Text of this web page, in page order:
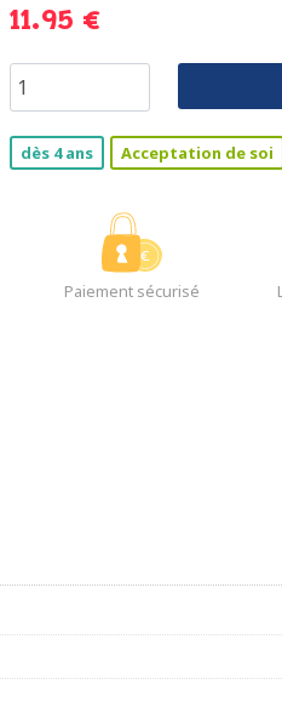
11.95 €
dès 4 ans Acceptation de soi
Paiement sécurisé